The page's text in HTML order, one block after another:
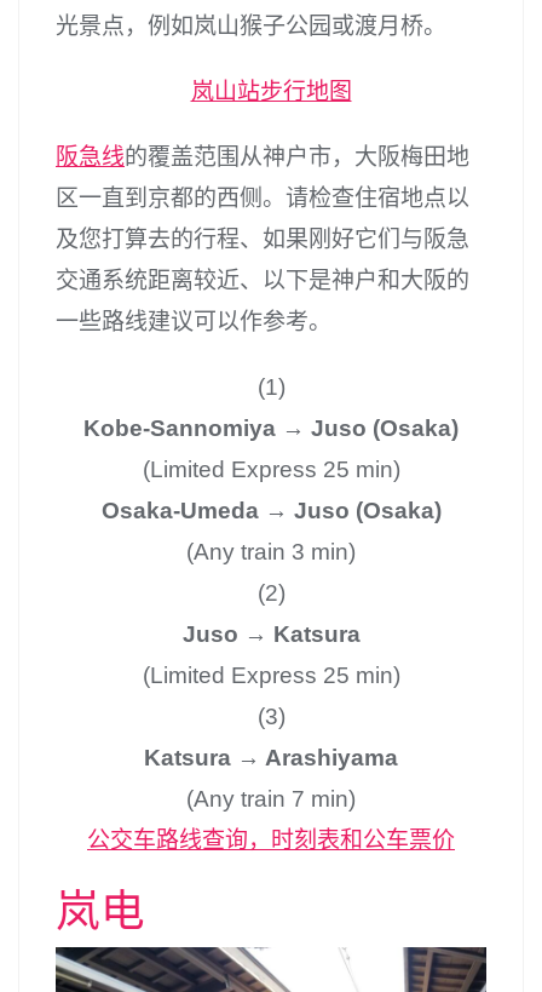
光景点，例如岚山猴子公园或渡月桥。
岚山站步行地图
阪急线的覆盖范围从神户市，大阪梅田地
区一直到京都的西侧。请检查住宿地点以
及您打算去的行程、如果刚好它们与阪急
交通系统距离较近、以下是神户和大阪的
一些路线建议可以作参考。
(1)
Kobe-Sannomiya → Juso (Osaka)
(Limited Express 25 min)
Osaka-Umeda → Juso (Osaka)
(Any train 3 min)
(2)
Juso → Katsura
(Limited Express 25 min)
(3)
Katsura → Arashiyama
(Any train 7 min)
公交车路线查询，时刻表和公车票价
岚电